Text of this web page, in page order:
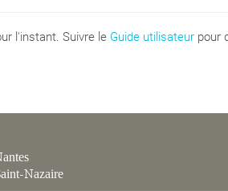
l'instant. Suivre le Guide utilisateur pour
Nazaire